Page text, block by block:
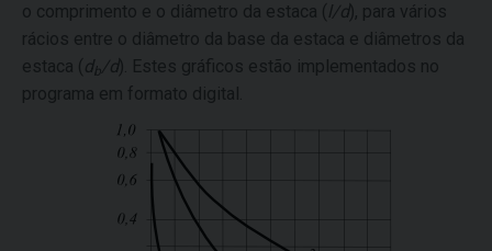
o comprimento e o diâmetro da estaca ( l/d), para vários
rácios entre o diâmetro da base da estaca e diâmetros da
estaca ( db /d). Estes gráficos estão implementados no
programa em formato digital.